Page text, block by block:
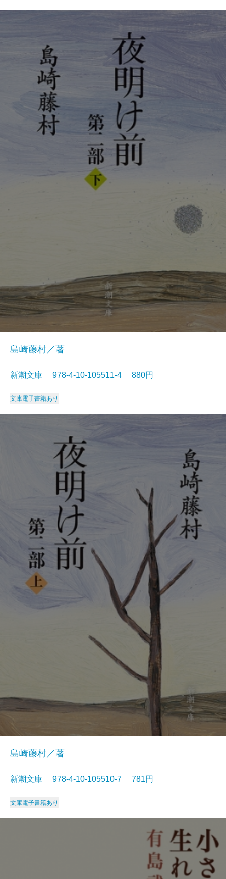
島崎藤村／著
新潮文庫 978-4-10-105511-4 880円
文庫電子書籍あり
島崎藤村／著
新潮文庫 978-4-10-105510-7 781円
文庫電子書籍あり